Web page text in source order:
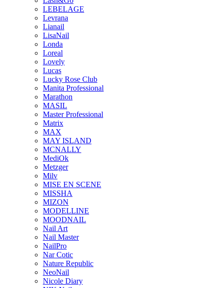
LEBELAGE
Levrana
Lianail
LisaNail
Londa
Loreal
Lovely
Lucas
Lucky Rose Club
Manita Professional
Marathon
MASIL
Master Professional
Matrix
MAX
MAY ISLAND
MCNALLY
MediOk
Metzger
Milv
MISE EN SCENE
MISSHA
MIZON
MODELLINE
MOODNAIL
Nail Art
Nail Master
NailPro
Nar Cotic
Nature Republic
NeoNail
Nicole Diary